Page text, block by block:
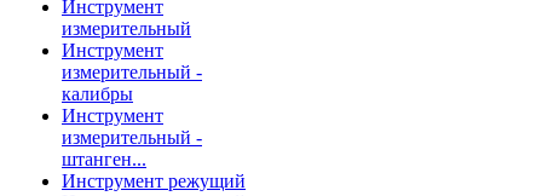
Инструмент
измерительный
Инструмент
измерительный -
калибры
Инструмент
измерительный -
штанген...
Инструмент режущий